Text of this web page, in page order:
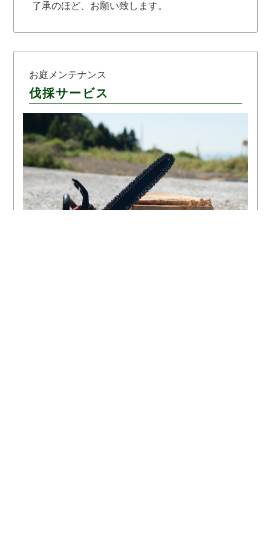
了承のほど、お願い致します。
お庭メンテナンス
伐採サービス